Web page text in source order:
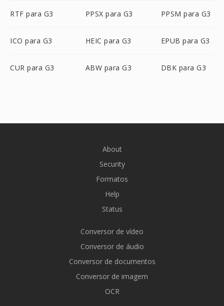
RTF para G3 PPSX para G3 PPSM para G3
ICO para G3 HEIC para G3 EPUB para G3
CUR para G3 ABW para G3 DBK para G3
About
Security
Formatos
Help
Status
Conversor de vídeo
Conversor de áudio
Conversor de documentos
Conversor de imagem
OCR